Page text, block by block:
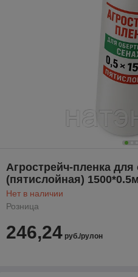
Агрострейч‑пленка
(пятислойная) 1500*0.5м
Нет в наличии
Розница
246,24 руб./рулон